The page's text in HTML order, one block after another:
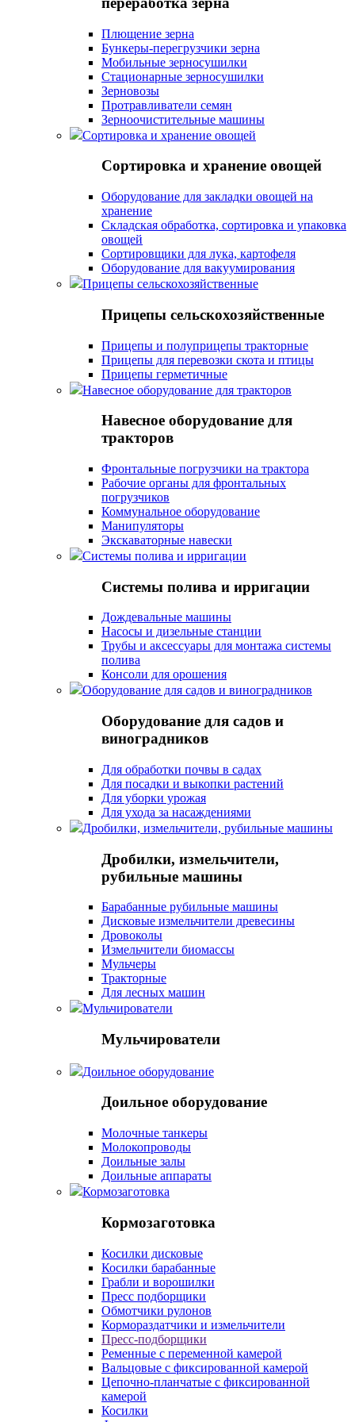
Плющение зерна
Бункеры-перегрузчики зерна
Мобильные зерносушилки
Стационарные зерносушилки
Зерновозы
Протравливатели семян
Зерноочистительные машины
Сортировка и хранение овощей
Сортировка и хранение овощей
Оборудование для закладки овощей на
хранение
Складская обработка, сортировка и упаковка
овощей
Сортировщики для лука, картофеля
Оборудование для вакуумирования
Прицепы сельскохозяйственные
Прицепы сельскохозяйственные
Прицепы и полуприцепы тракторные
Прицепы для перевозки скота и птицы
Прицепы герметичные
Навесное оборудование для тракторов
Навесное оборудование для
тракторов
Фронтальные погрузчики на трактора
Рабочие органы для фронтальных
погрузчиков
Коммунальное оборудование
Манипуляторы
Экскаваторные навески
Системы полива и ирригации
Системы полива и ирригации
Дождевальные машины
Насосы и дизельные станции
Трубы и аксессуары для монтажа системы
полива
Консоли для орошения
Оборудование для садов и виноградников
Оборудование для садов и
виноградников
Для обработки почвы в садах
Для посадки и выкопки растений
Для уборки урожая
Для ухода за насаждениями
Дробилки, измельчители, рубильные машины
Дробилки, измельчители,
рубильные машины
Барабанные рубильные машины
Дисковые измельчители древесины
Дровоколы
Измельчители биомассы
Мульчеры
Тракторные
Для лесных машин
Мульчирователи
Мульчирователи
Доильное оборудование
Доильное оборудование
Молочные танкеры
Молокопроводы
Доильные залы
Доильные аппараты
Кормозаготовка
Кормозаготовка
Косилки дисковые
Косилки барабанные
Грабли и ворошилки
Пресс подборщики
Обмотчики рулонов
Кормораздатчики и измельчители
Пресс-подборщики
Ременные с переменной камерой
Вальцовые с фиксированной камерой
Цепочно-планчатые с фиксированной
камерой
Косилки